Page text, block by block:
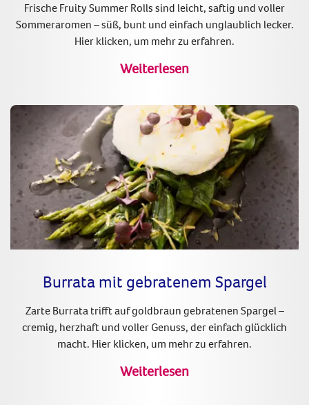
Frische Fruity Summer Rolls sind leicht, saftig und voller
Sommeraromen – süß, bunt und einfach unglaublich lecker.
Hier klicken, um mehr zu erfahren.
Weiterlesen
Burrata mit gebratenem Spargel
Zarte Burrata trifft auf goldbraun gebratenen Spargel –
cremig, herzhaft und voller Genuss, der einfach glücklich
macht. Hier klicken, um mehr zu erfahren.
Weiterlesen